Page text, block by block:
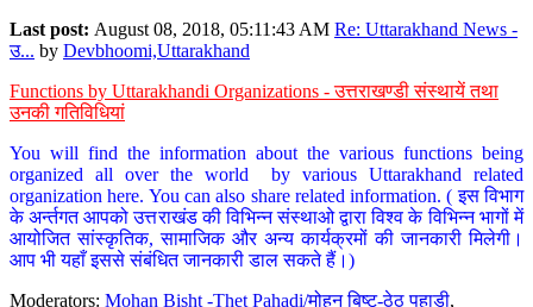
Last post: August 08, 2018, 05:11:43 AM Re: Uttarakhand News -
उ... by Devbhoomi,Uttarakhand
Functions by Uttarakhandi Organizations - उत्तराखण्डी संस्थायें तथा
उनकी गतिविधियां
You will find the information about the various functions being
organized all over the world by various Uttarakhand related
organization here. You can also share related information. ( इस विभाग
के अर्न्तगत आपको उत्तराखंड की विभिन्न संस्थाओ द्वारा विश्व के विभिन्न भागों में
आयोजित सांस्कृतिक, सामाजिक और अन्य कार्यक्रमों की जानकारी मिलेगी।
आप भी यहाँ इससे संबंधित जानकारी डाल सकते हैं।)
Moderators: Mohan Bisht -Thet Pahadi/मोहन बिष्ट-ठेठ पहाडी,